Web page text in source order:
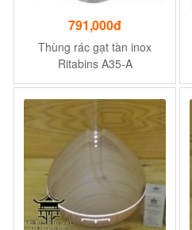
791,000đ
Thùng rác gạt tàn inox
Ritabins A35-A